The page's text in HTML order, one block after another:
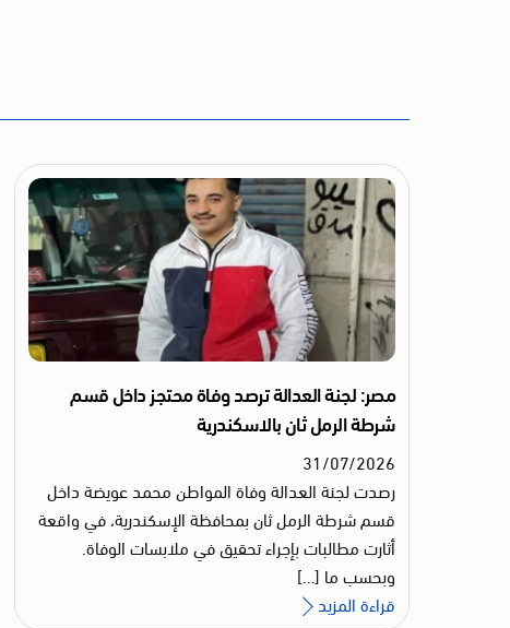
مصر: لجنة العدالة ترصد وفاة محتجز داخل قسم
شرطة الرمل ثان بالاسكندرية
31/07/2026
رصدت لجنة العدالة وفاة المواطن محمد عويضة داخل
قسم شرطة الرمل ثان بمحافظة الإسكندرية، في واقعة
أثارت مطالبات بإجراء تحقيق في ملابسات الوفاة.
وبحسب ما […]
قراءة المزيد